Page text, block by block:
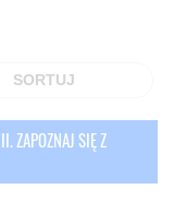
SORTUJ
ZAPOZNAJ SIĘ Z